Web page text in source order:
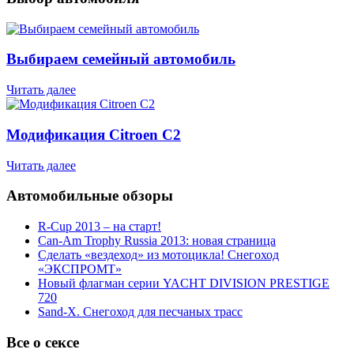
Выбираем семейный автомобиль
Читать далее
Модификация Citroen С2
Читать далее
Автомобильные обзоры
R-Cup 2013 – на старт!
Can-Am Trophy Russia 2013: новая страница
Сделать «вездеход» из мотоцикла! Снегоход
«ЭКСПРОМТ»
Новый флагман серии YACHT DIVISION PRESTIGE
720
Sand-X. Снегоход для песчаных трасс
Все о сексе